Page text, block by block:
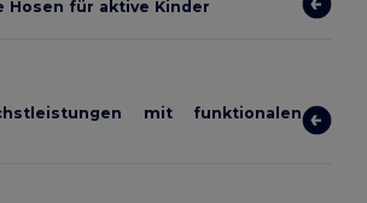
Hosen für aktive Kinder
mit funktionalen